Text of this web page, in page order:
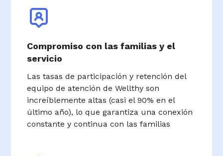
Compromiso con las familias y el
servicio
Las tasas de participación y retención del
equipo de atención de Wellthy son
increíblemente altas (casi el 90% en el
último año), lo que garantiza una conexión
constante y continua con las familias